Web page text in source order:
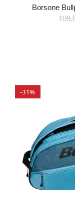
Borsone
-31%